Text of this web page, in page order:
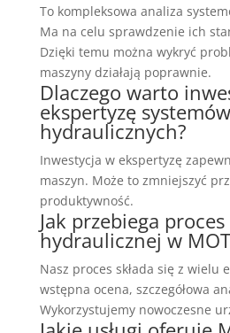
To kompleksowa analiza
Ma na celu sprawdzenie ich
Dzięki temu można wykryć
maszyny działają poprawnie.
Dlaczego warto
ekspertyzę systemów
hydraulicznych?
Inwestycja w ekspertyzę
maszyn. Może to zmniejszyć
produktywność.
Jak przebiega
hydraulicznej w
Nasz proces składa się z wielu
wstępna ocena, szczegółowa
Wykorzystujemy nowoczesne